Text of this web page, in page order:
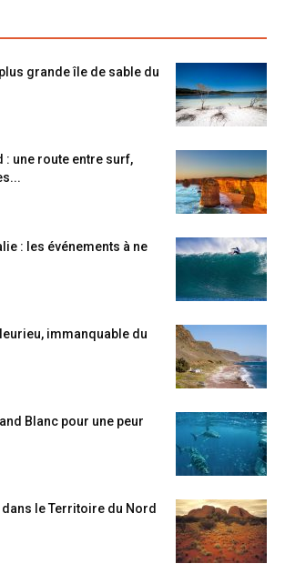
grande île de sable du
: une route entre surf,
: les événements à ne
immanquable du
Blanc pour une peur
le Territoire du Nord